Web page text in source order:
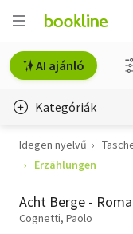
AI ajánló
Kategóriák
Életmód, egészség
Gyermek- és ifjúsági
Idegen nyelvű
Erzählungen
Acht Berge -
Cognetti, Paolo